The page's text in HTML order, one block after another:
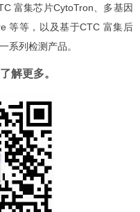
富集芯片CytoTron、多基因
等等，以及基于CTC 富集后
系列检测产品。
解更多。